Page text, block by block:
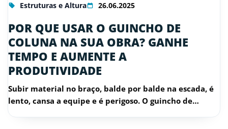
Estruturas e Altura 26.06.2025
POR QUE USAR O GUINCHO DE
COLUNA NA SUA OBRA? GANHE
TEMPO E AUMENTE A
PRODUTIVIDADE
Subir material no braço, balde por balde na escada, é
lento, cansa a equipe e é perigoso. O guincho de…